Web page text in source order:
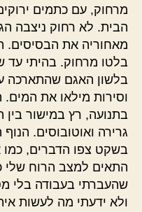
מרחוק, עם כתמים
הבית. לא רחוק ניצבה
מאחוריה את הבסיסים.
בלטו מרחוק. בהיתי עד
בלשון האגם שהתארכה
וסירות מילאו את
בתנועה, רץ במישור בין
גרירה ואוטובוסים.
בשקט צפו הדברים, כמו
התאים למצב הרוח שלי
שהעברתי בעבודה בלי
ולא ידעתי מה לעשות